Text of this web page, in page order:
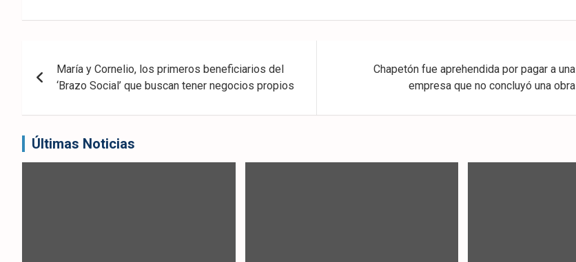
de
María y Cornelio, los primeros beneficiarios del
‘Brazo Social’ que buscan tener negocios propios
Chapetón fue aprehendida por pagar a una
empresa que no concluyó una obra
Últimas Noticias